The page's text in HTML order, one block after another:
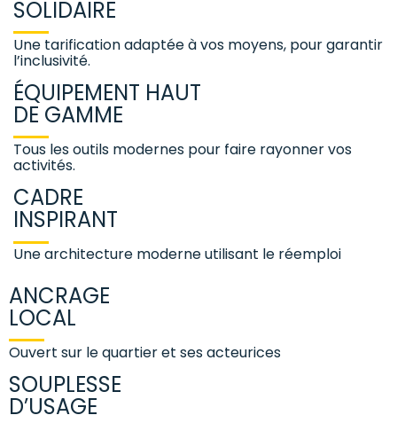
SOLIDAIRE
Une tarification adaptée à vos moyens, pour garantir
l’inclusivité.
ÉQUIPEMENT HAUT
DE GAMME
Tous les outils modernes pour faire rayonner vos
activités.
CADRE
INSPIRANT
Une architecture moderne utilisant le réemploi
ANCRAGE
LOCAL
Ouvert sur le quartier et ses acteurices
SOUPLESSE
D’USAGE